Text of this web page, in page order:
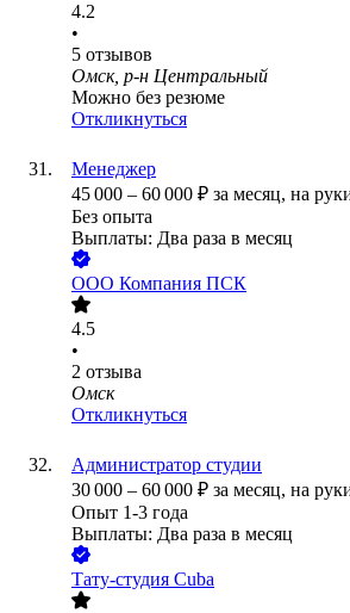
4.2
•
5 отзывов
Омск, р-н Центральный
Можно без резюме
Откликнуться
Менеджер
45 000 – 60 000 ₽ за месяц, на
Без опыта
Выплаты: Два раза в месяц
ООО Компания ПСК
4.5
•
2 отзыва
Омск
Откликнуться
Администратор студии
30 000 – 60 000 ₽ за месяц, на
Опыт 1-3 года
Выплаты: Два раза в месяц
Тату-студия Cuba